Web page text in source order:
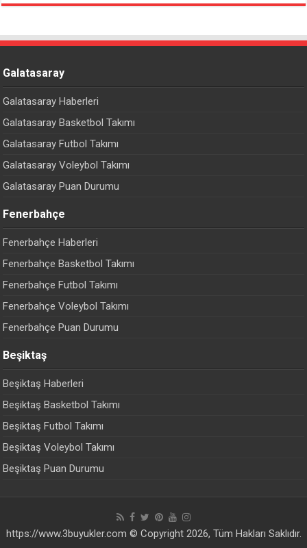
Galatasaray
Galatasaray Haberleri
Galatasaray Basketbol Takımı
Galatasaray Futbol Takımı
Galatasaray Voleybol Takımı
Galatasaray Puan Durumu
Fenerbahçe
Fenerbahçe Haberleri
Fenerbahçe Basketbol Takımı
Fenerbahçe Futbol Takımı
Fenerbahçe Voleybol Takımı
Fenerbahçe Puan Durumu
Beşiktaş
Beşiktaş Haberleri
Beşiktaş Basketbol Takımı
Beşiktaş Futbol Takımı
Beşiktaş Voleybol Takımı
Beşiktaş Puan Durumu
https://www.3buyukler.com © Copyright 2026, Tüm Hakları Saklıdır.